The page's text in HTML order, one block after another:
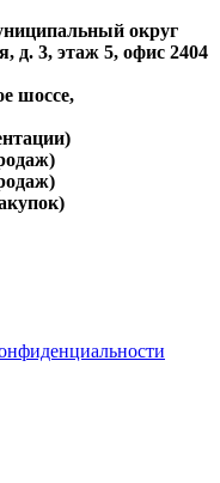
округ
д. 3, этаж 5, офис 2404
шоссе,